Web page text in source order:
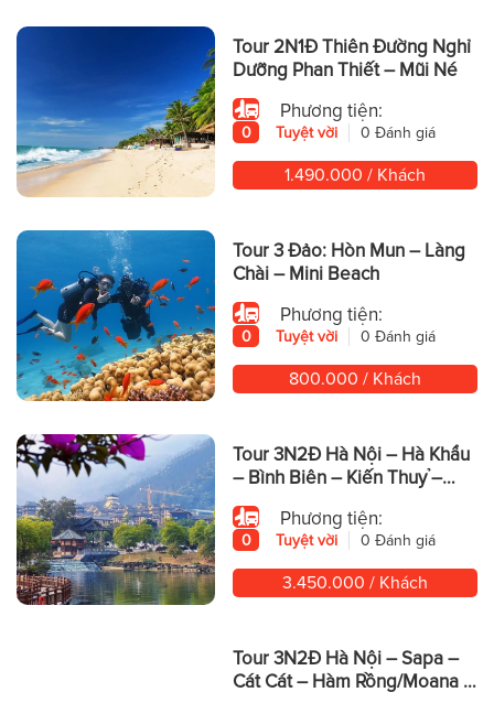
Tour 2N1Đ Thiên Đường Nghỉ
Dưỡng Phan Thiết – Mũi Né
Phương tiện:
0 Tuyệt vời 0 Đánh giá
1.490.000 / Khách
Tour 3 Đảo: Hòn Mun – Làng
Chài – Mini Beach
Phương tiện:
0 Tuyệt vời 0 Đánh giá
800.000 / Khách
Tour 3N2Đ Hà Nội – Hà Khẩu
– Bình Biên – Kiến Thuỷ –
Động Yến Tử – Mông Tự
Phương tiện:
0 Tuyệt vời 0 Đánh giá
3.450.000 / Khách
Tour 3N2Đ Hà Nội – Sapa –
Cát Cát – Hàm Rồng/Moana –